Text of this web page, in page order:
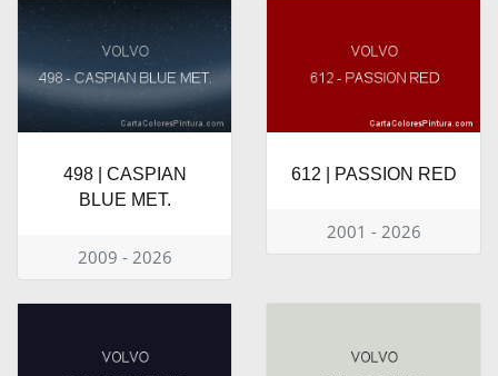
498 | CASPIAN
BLUE MET.
2009 - 2026
612 | PASSION RED
2001 - 2026